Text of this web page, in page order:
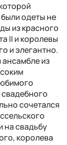
одеты не
из красного
II и королевы
и элегантно.
ансамбле из
сочетался
на свадьбу
королева